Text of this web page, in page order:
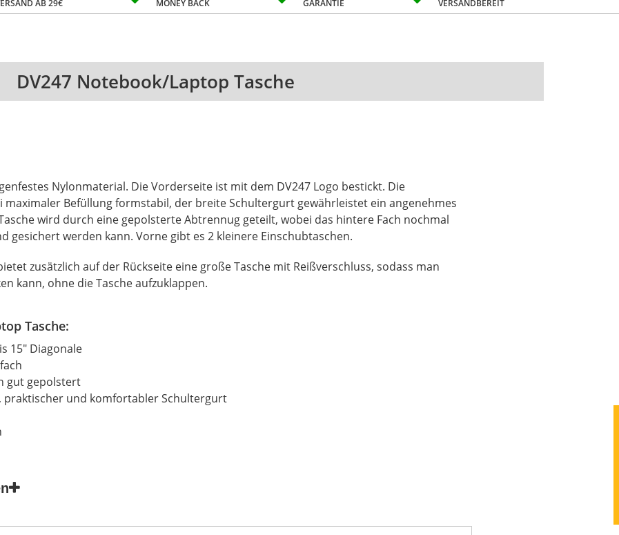
AB 29€
MONEY BACK
GARANTIE
VERSANDBEREIT
DV247 Notebook/Laptop Tasche
Nylonmaterial. Die Vorderseite ist mit dem DV247 Logo bestickt. Die
maximaler Befüllung formstabil, der breite Schultergurt gewährleistet ein angenehmes
wird durch eine gepolsterte Abtrennug geteilt, wobei das hintere Fach nochmal
gesichert werden kann. Vorne gibt es 2 kleinere Einschubtaschen.
zusätzlich auf der Rückseite eine große Tasche mit Reißverschluss, sodass man
kann, ohne die Tasche aufzuklappen.
Tasche:
15" Diagonale
gut gepolstert
praktischer und komfortabler Schultergurt